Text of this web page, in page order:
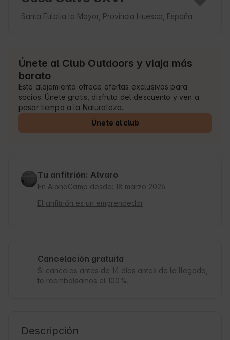
Santa Eulalia la Mayor, Provincia Huesca, España
Únete al Club Outdoors y viaja más
barato
Este alojamiento ofrece ofertas exclusivos para
socios. Únete gratis, disfruta del descuento y ven a
pasar tiempo a la Naturaleza.
Únete al club
Tu anfitrión: Alvaro
En AlohaCamp desde: 18 marzo 2026
El anfitrión es un emprendedor
Cancelación gratuita
Si cancelas antes de 14 días antes de la llegada,
te reembolsamos el 100%.
Descripción